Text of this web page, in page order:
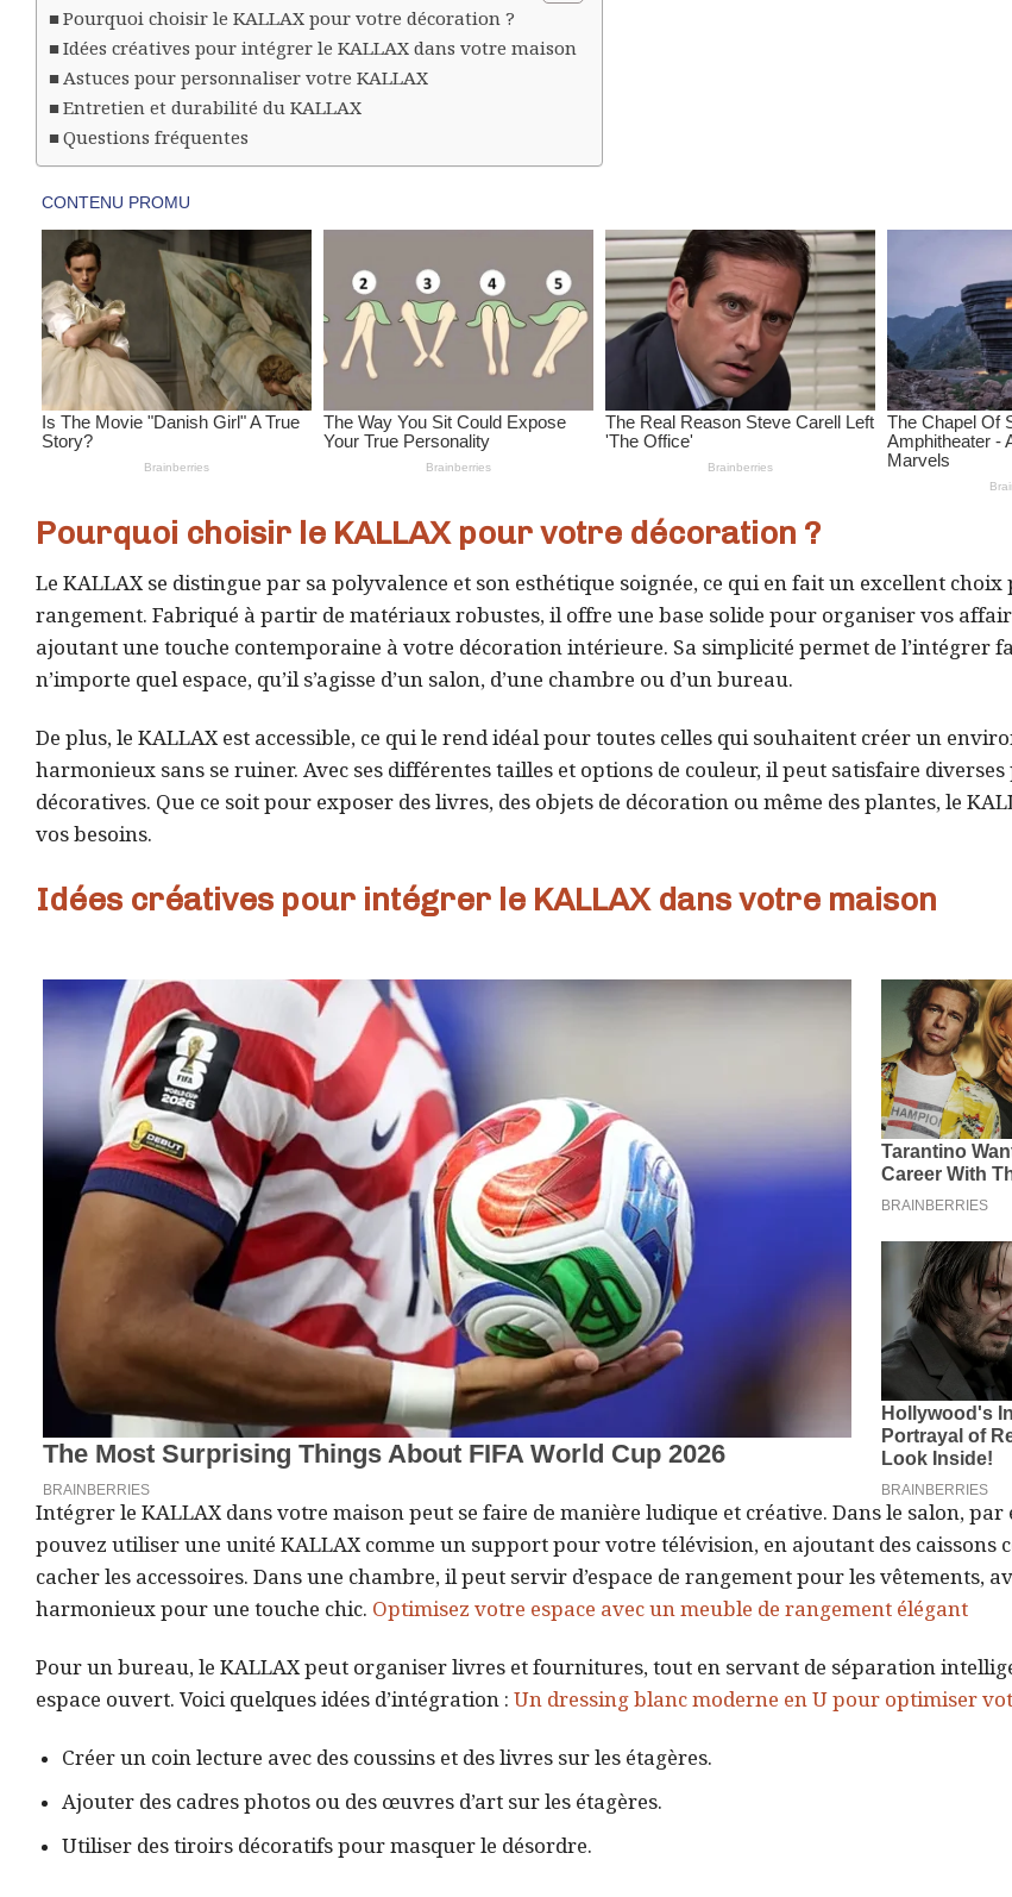
Pourquoi choisir le KALLAX pour votre décoration ?
Idées créatives pour intégrer le KALLAX dans votre maison
Astuces pour personnaliser votre KALLAX
Entretien et durabilité du KALLAX
Questions fréquentes
Pourquoi choisir le KALLAX pour votre décoration ?
Le KALLAX se distingue par sa polyvalence et son esthétique soignée, ce qui en fait un excellent choix
rangement. Fabriqué à partir de matériaux robustes, il offre une base solide pour organiser vos
ajoutant une touche contemporaine à votre décoration intérieure. Sa simplicité permet de l’intégrer
n’importe quel espace, qu’il s’agisse d’un salon, d’une chambre ou d’un bureau.
De plus, le KALLAX est accessible, ce qui le rend idéal pour toutes celles qui souhaitent créer un
harmonieux sans se ruiner. Avec ses différentes tailles et options de couleur, il peut satisfaire diverses
décoratives. Que ce soit pour exposer des livres, des objets de décoration ou même des plantes, le
vos besoins.
Idées créatives pour intégrer le KALLAX dans votre maison
Intégrer le KALLAX dans votre maison peut se faire de manière ludique et créative. Dans le salon, par
pouvez utiliser une unité KALLAX comme un support pour votre télévision, en ajoutant des caissons
cacher les accessoires. Dans une chambre, il peut servir d’espace de rangement pour les vêtements,
harmonieux pour une touche chic. Optimisez votre espace avec un meuble de rangement élégant
Pour un bureau, le KALLAX peut organiser livres et fournitures, tout en servant de séparation
espace ouvert. Voici quelques idées d’intégration : Un dressing blanc moderne en U pour optimiser
Créer un coin lecture avec des coussins et des livres sur les étagères.
Ajouter des cadres photos ou des œuvres d’art sur les étagères.
Utiliser des tiroirs décoratifs pour masquer le désordre.